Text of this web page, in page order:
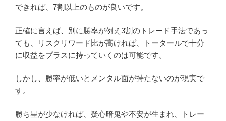
できれば、7割以上のものが良いです。
正確に言えば、別に勝率が例え3割のトレード手法であっ
ても、リスクリワード比が高ければ、トータールで十分
に収益をプラスに持っていくのは可能です。
しかし、勝率が低いとメンタル面が持たないのが現実で
す。
勝ち星が少なければ、疑心暗鬼や不安が生まれ、トレー